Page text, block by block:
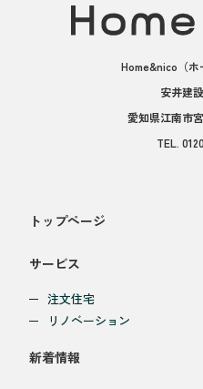
Home&nico （
安井建
愛知県江南市
TEL.
トップページ
サービス
注文住宅
リノベーション
新着情報